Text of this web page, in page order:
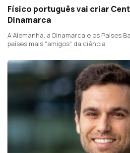
Físico português vai criar
Dinamarca
A Alemanha, a Dinamarca e os Países
países mais "amigos" da ciência